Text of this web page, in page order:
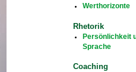
Werthorizonte
Rhetorik
Persönlichkeit
Sprache
Coaching